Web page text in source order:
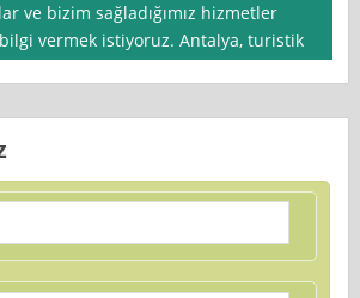
ve bizim sağladığımız hizmetler
bilgi vermek istiyoruz. Antalya, turistik